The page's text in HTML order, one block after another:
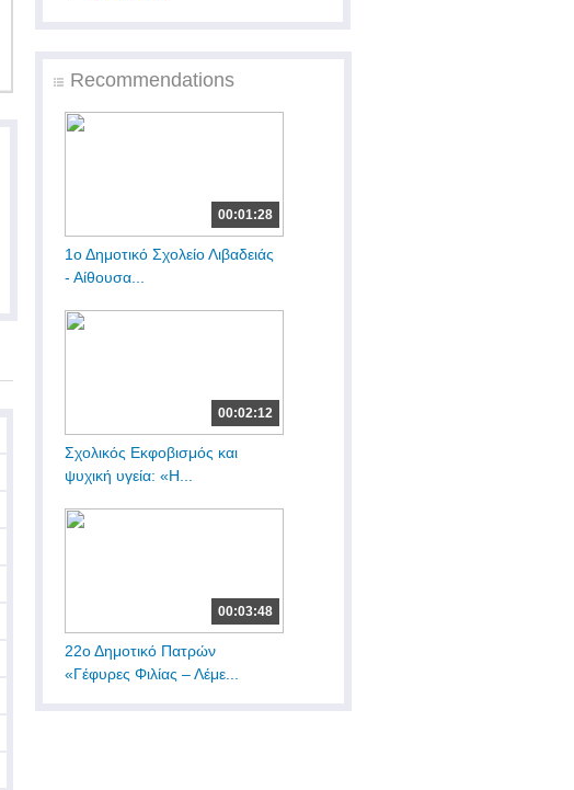
Recommendations
00:01:28
1ο Δημοτικό Σχολείο Λιβαδειάς
- Αίθουσα...
00:02:12
Σχολικός Εκφοβισμός και
ψυχική υγεία: «Η...
00:03:48
22ο Δημοτικό Πατρών
«Γέφυρες Φιλίας – Λέμε...